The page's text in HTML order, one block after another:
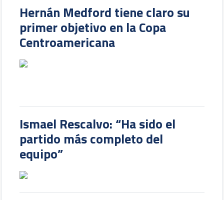
Hernán Medford tiene claro su
primer objetivo en la Copa
Centroamericana
Ismael Rescalvo: “Ha sido el
partido más completo del
equipo”